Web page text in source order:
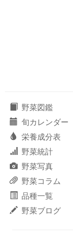
野菜図鑑
旬カレンダー
栄養成分表
野菜統計
野菜写真
野菜コラム
品種一覧
野菜ブログ